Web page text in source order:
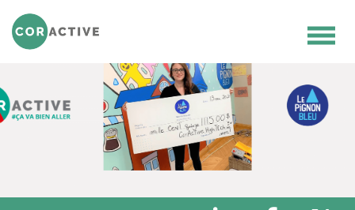
RETOUR AUX ARTICLES